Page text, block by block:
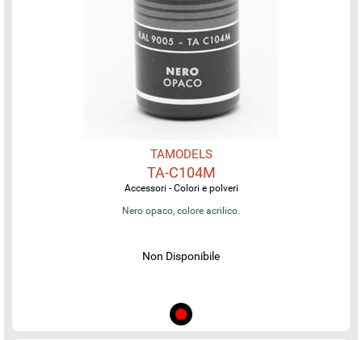
TAMODELS
TA-C104M
Accessori - Colori e polveri
Nero opaco, colore acrilico.
Non Disponibile